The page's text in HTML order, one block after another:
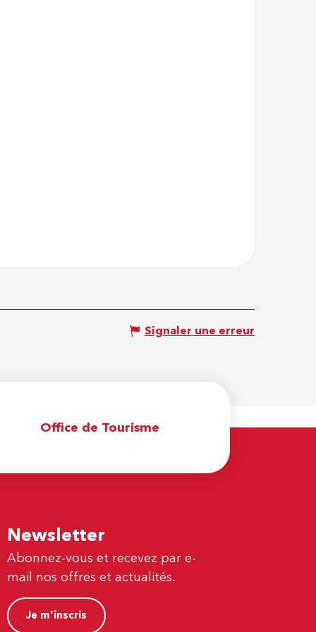
Signaler une erreur
Office de Tourisme
Newsletter
Abonnez-vous et recevez par e-
mail nos offres et actualités.
Je m'inscris